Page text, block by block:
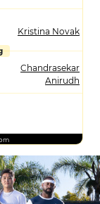
Kristina Novak
Chandrasekar
Anirudh